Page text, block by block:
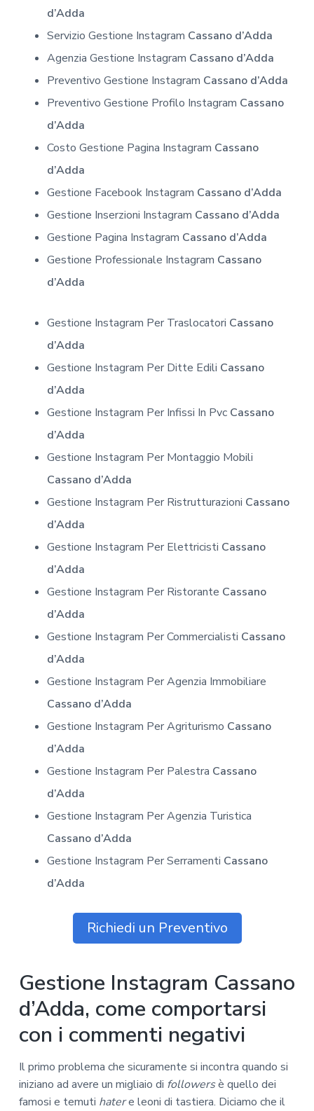
d’Adda
Servizio Gestione Instagram Cassano d’Adda
Agenzia Gestione Instagram Cassano d’Adda
Preventivo Gestione Instagram Cassano d’Adda
Preventivo Gestione Profilo Instagram Cassano
d’Adda
Costo Gestione Pagina Instagram Cassano
d’Adda
Gestione Facebook Instagram Cassano d’Adda
Gestione Inserzioni Instagram Cassano d’Adda
Gestione Pagina Instagram Cassano d’Adda
Gestione Professionale Instagram Cassano
d’Adda
Gestione Instagram Per Traslocatori Cassano
d’Adda
Gestione Instagram Per Ditte Edili Cassano
d’Adda
Gestione Instagram Per Infissi In Pvc Cassano
d’Adda
Gestione Instagram Per Montaggio Mobili
Cassano d’Adda
Gestione Instagram Per Ristrutturazioni Cassano
d’Adda
Gestione Instagram Per Elettricisti Cassano
d’Adda
Gestione Instagram Per Ristorante Cassano
d’Adda
Gestione Instagram Per Commercialisti Cassano
d’Adda
Gestione Instagram Per Agenzia Immobiliare
Cassano d’Adda
Gestione Instagram Per Agriturismo Cassano
d’Adda
Gestione Instagram Per Palestra Cassano
d’Adda
Gestione Instagram Per Agenzia Turistica
Cassano d’Adda
Gestione Instagram Per Serramenti Cassano
d’Adda
Richiedi un Preventivo
Gestione Instagram Cassano
d’Adda, come comportarsi
con i commenti negativi
Il primo problema che sicuramente si incontra quando si
iniziano ad avere un migliaio di followersè quello dei
famosi e temuti hatere leoni di tastiera. Diciamo che il